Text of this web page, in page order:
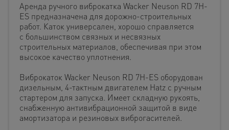
Аренда ручного виброкатка Wacker Neuson RD 7H-
ES предназначена для дорожно-строительных
работ. Каток универсален, хорошо справляется
с большинством связных и несвязных
строительных материалов, обеспечивая при этом
высокое качество уплотнения.
Виброкаток Wacker Neuson RD 7H-ES оборудован
дизельным, 4-тактным двигателем Hatz с ручным
стартером для запуска. Имеет складную рукоять,
снабженную антивибрационной защитой в виде
амортизатора и резиновых виброгасителей.